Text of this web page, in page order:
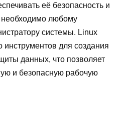
её безопасность и
необходимо любому
системы. Linux
инструментов для создания
данных, что позволяет
и безопасную рабочую